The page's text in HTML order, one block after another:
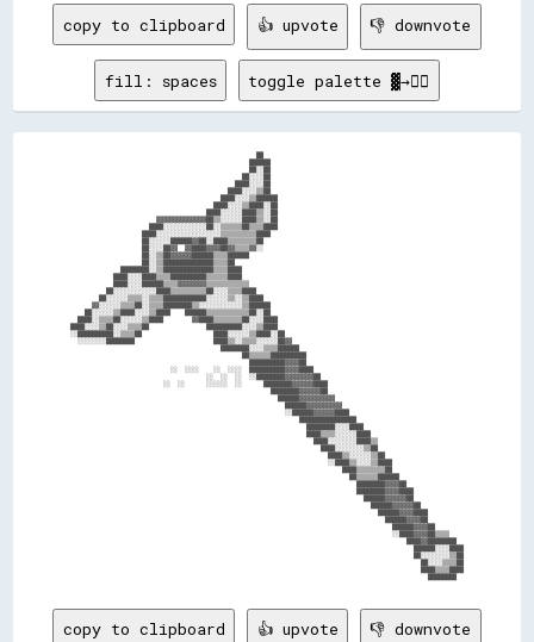
copy to clipboard 👍 upvote 👎 downvote
fill: spaces toggle palette ▓→✊🏽
                                                    ██
                                                  ██████
                                                  ██░░██
                                                ██░░░░██
                                              ████░░░░██
                                            ████░░░░▒▒██
                                          ████░░░░▒▒██████
                                        ████░░░░▒▒████░░██
                                      ████░░░░░░████▒▒░░██
                        ▓▓▓▓▓▓▓▓▓▓▓▓▓▓██▒▒░░░░░░████▒▒░░██
                      ████░░░░░░░░░░░░██░░▒▒▒▒▒▒██▒▒▒▒████
                    ████░░░░░░░░░░░░░░░░░░▒▒▒▒▒▒▒▒▒▒████
                    ██░░░░░░██████▓▓██░░████▒▒▒▒▒▒▒▒██
                    ██░░░░██▓▓  ▓▓████▓▓▓▓██▓▓▒▒▒▒▓▓░░
                    ██░░▒▒██▓▓▓▓▓▓██████▒▒▒▒██████
                    ██░░▒▒██████████████▒▒▒▒██
              ████████░░▒▒██████████████▒▒▒▒████
            ████░░░░████▒▒▒▒██████████▒▒▒▒▒▒████
            ████░░░░██████▒▒▒▒▓▓▓▓▓▓▓▓▒▒▒▒▒▒▒▒▒▒▒▒
          ██░░░░░░░░░░░░████▒▒▒▒▒▒▒▒▒▒██░░░░▒▒▒▒████
        ██░░░░░░▒▒▒▒░░▒▒▒▒████████████░░░░░░▒▒░░▒▒████
      ▓▓░░░░░░▒▒▒▒██░░▒▒▒▒████████▒▒░░░░░░░░░░░░▒▒██████
    ██░░░░░░▒▒████░░░░▒▒████    ██████▒▒▒▒▒▒▒▒▒▒▒▒██░░██
  ████░░▒▒▒▒██░░░░░░▒▒████        ▓▓████▒▒▒▒▒▒▒▒██░░░░████
████░░░░▒▒██░░░░▒▒▒▒██                ██████████░░░░▒▒████
░░██████████░░▒▒▒▒██                    ████░░░░░░▒▒████░░██
  ░░░░░░░░████████                      ████▒▒░░▒▒▒▒░░░░░░██▓▓
                                          ████████░░░░▒▒▒▒██████
                                                ██▒▒▒▒▒▒██████████
                                                  ██████████▓▓▓▓██
                            ░░  ░░░░    ░░  ░░░░  ██████████▓▓▓▓████
                                      ░░  ░░  ░░  ░░████████▓▓▓▓▓▓▓▓██
                          ░░  ░░      ░░░░░░  ░░      ████████▓▓▓▓▓▓████
                                                        ████████▓▓▓▓▓▓██
                                                          ██████▓▓▓▓▓▓▓▓▓▓
                                                            ██████▓▓▓▓▓▓▓▓▓▓
                                                            ░░██████▓▓▓▓▓▓████
                                                                ████████████████
                                                                  ████████░░░░████
                                                                  ████▒▒▒▒░░░░░░████
                                                                    ████░░░░░░░░████▒▒
                                                                      ████░░░░░░░░▒▒██
                                                                        ████▒▒░░░░░░▒▒██
                                                                        ░░████▒▒░░░░▒▒████
                                                                            ████▒▒▒▒▒▒▒▒██
                                                                              ██▒▒▒▒▒▒██████
                                                                                ████████▓▓▓▓██
                                                                                ████████▓▓▓▓████
                                                                                  ██████▓▓▓▓▓▓██
                                                                                    ██████▓▓▓▓▓▓██
                                                                                      ██████▓▓▓▓████
                                                                                        ██████▓▓▓▓██
                                                                                          ██████▓▓▓▓██
                                                                                          ░░████▓▓▓▓██▒▒▒▒
                                                                                              ████▓▓████████
                                                                                                ██████░░░░████
                                                                                                ██░░░░░░░░▒▒██
                                                                                                  ██░░░░▒▒▒▒██
                                                                                                  ████▒▒▒▒████
copy to clipboard 👍 upvote 👎 downvote